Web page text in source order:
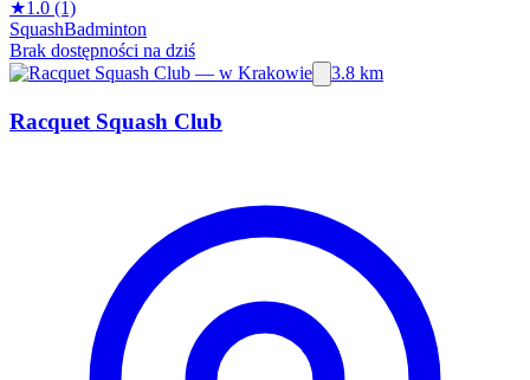
★1.0 (1)
SquashBadminton
Brak dostępności na dziś
3.8 km
Racquet Squash Club